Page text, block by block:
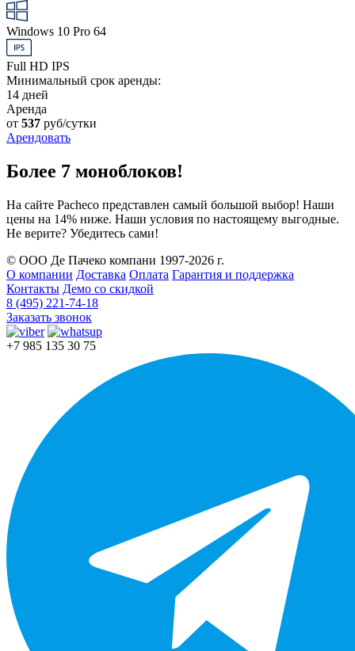
Windows 10 Pro 64
Full HD IPS
Минимальный срок аренды:
14 дней
Аренда
от 537 руб/сутки
Арендовать
Более 7 моноблоков!
На сайте Pacheco представлен самый большой выбор! Наши
цены на 14% ниже. Наши условия по настоящему выгодные.
Не верите? Убедитесь сами!
© ООО Де Пачеко компани 1997-2026 г.
О компании Доставка Оплата Гарантия и поддержка
Контакты Демо со скидкой
8 (495) 221-74-18
Заказать звонок
+7 985 135 30 75